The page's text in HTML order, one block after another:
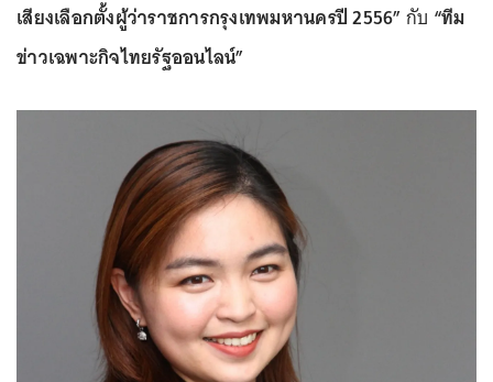
เสียงเลือกตั้งผู้ว่าราชการกรุงเทพมหานครปี 2556” กับ “ทีม
ข่าวเฉพาะกิจไทยรัฐออนไลน์”